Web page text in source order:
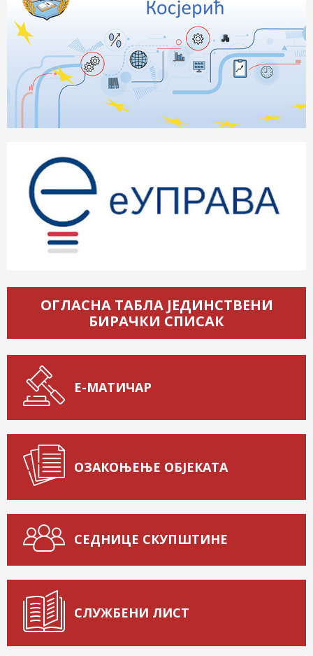
ОГЛАСНА ТАБЛА ЈЕДИНСТВЕНИ
БИРАЧКИ СПИСАК
Е-МАТИЧАР
ОЗАКОЊЕЊЕ ОБЈЕКАТА
СЕДНИЦЕ СКУПШТИНЕ
СЛУЖБЕНИ ЛИСТ